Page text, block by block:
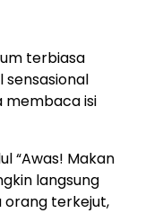
terbiasa
sensasional
membaca isi
“Awas! Makan
langsung
orang terkejut,